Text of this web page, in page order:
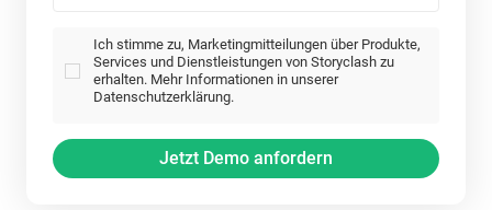
Ich stimme zu, Marketingmitteilungen über Produkte,
Services und Dienstleistungen von Storyclash zu
erhalten. Mehr Informationen in unserer
Datenschutzerklärung.